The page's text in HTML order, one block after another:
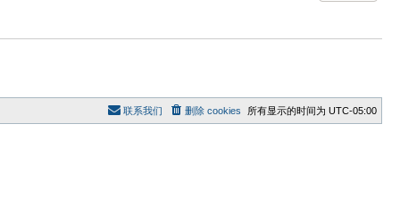
所有显示的时间为 UTC-05:00
删除 cookies
联系我们